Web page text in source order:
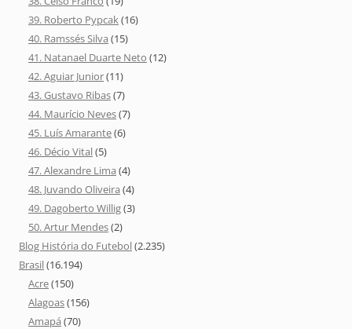
39. Roberto Pypcak(16)
40. Ramssés Silva (15)
41. Natanael Duarte Neto (12)
42. Aguiar Junior(11)
43. Gustavo Ribas(7)
44. Maurício Neves(7)
45. Luís Amarante(6)
46. Décio Vital(5)
47. Alexandre Lima (4)
48. Juvando Oliveira (4)
49. Dagoberto Willig(3)
50. Artur Mendes(2)
Blog História do Futebol(2.235)
Brasil(16.194)
Acre(150)
Alagoas(156)
Amapá (70)